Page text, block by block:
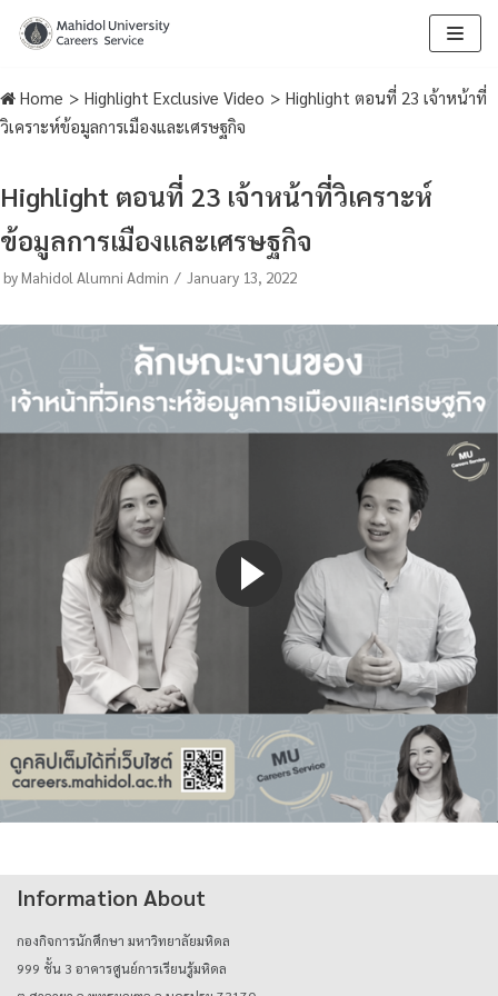
to
content
Home > Highlight Exclusive Video > Highlight ตอนที่ 23 เจ้าหน้าที่
วิเคราะห์ข้อมูลการเมืองและเศรษฐกิจ
Highlight ตอนที่ 23 เจ้าหน้าที่วิเคราะห์
ข้อมูลการเมืองและเศรษฐกิจ
byMahidol Alumni Admin January 13, 2022
Information About
กองกิจการนักศึกษา มหาวิทยาลัยมหิดล
999 ชั้น 3 อาคารศูนย์การเรียนรู้มหิดล